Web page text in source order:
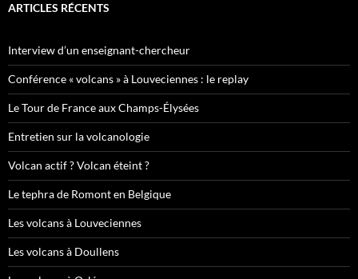
ARTICLES RÉCENTS
Interview d’un enseignant-chercheur
Conférence « volcans » à Louveciennes : le replay
Le Tour de France aux Champs-Élysées
Entretien sur la volcanologie
Volcan actif ? Volcan éteint ?
Le tephra de Romont en Belgique
Les volcans à Louveciennes
Les volcans à Doullens